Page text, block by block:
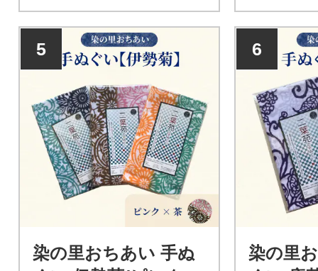
5
染の里おちあい 手ぬ
6
染の里